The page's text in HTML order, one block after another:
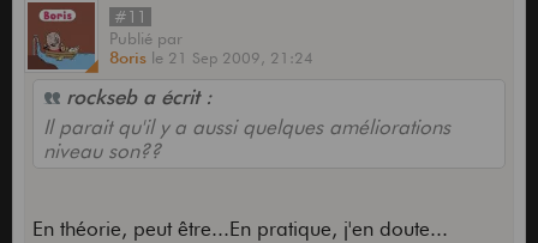
#11
Publié par
8oris le 21 Sep 2009, 21:24
rockseb a écrit :
Il parait qu'il y a aussi quelques améliorations
niveau son??
En théorie, peut être...En pratique, j'en doute...